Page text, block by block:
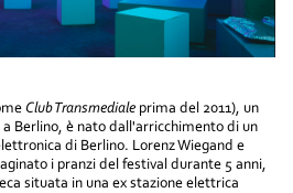
Club Transmediale prima del 2011), un
Berlino, è nato dall'arricchimento di un
di Berlino. Lorenz Wiegand e
i pranzi del festival durante 5 anni,
situata in una ex stazione elettrica